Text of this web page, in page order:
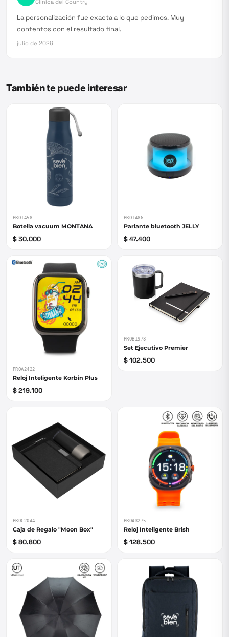
Clínica del Country
La personalización fue exacta a lo que pedimos. Muy
contentos con el resultado final.
julio de 2026
También te puede interesar
PRO1458
Botella vacuum MONTANA
$ 30.000
PRO1486
Parlante bluetooth JELLY
$ 47.400
PROA2422
Reloj Inteligente Korbin Plus
$ 219.100
PROB1973
Set Ejecutivo Premier
$ 102.500
PROC2044
Caja de Regalo "Moon Box"
$ 80.800
PROA3275
Reloj Inteligente Brish
$ 128.500